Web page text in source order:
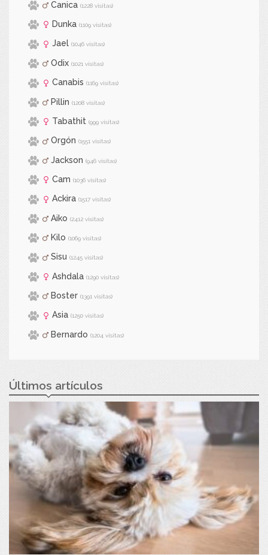
Canica (1228 visitas)
Dunka (1109 visitas)
Jael (1046 visitas)
Odix (1021 visitas)
Canabis (1169 visitas)
Pillin (1208 visitas)
Tabathit (999 visitas)
Orgón (1551 visitas)
Jackson (946 visitas)
Cam (1036 visitas)
Ackira (1517 visitas)
Aiko (2412 visitas)
Kilo (1069 visitas)
Sisu (1245 visitas)
Ashdala (1290 visitas)
Boster (1391 visitas)
Asia (1250 visitas)
Bernardo (1204 visitas)
Últimos artículos